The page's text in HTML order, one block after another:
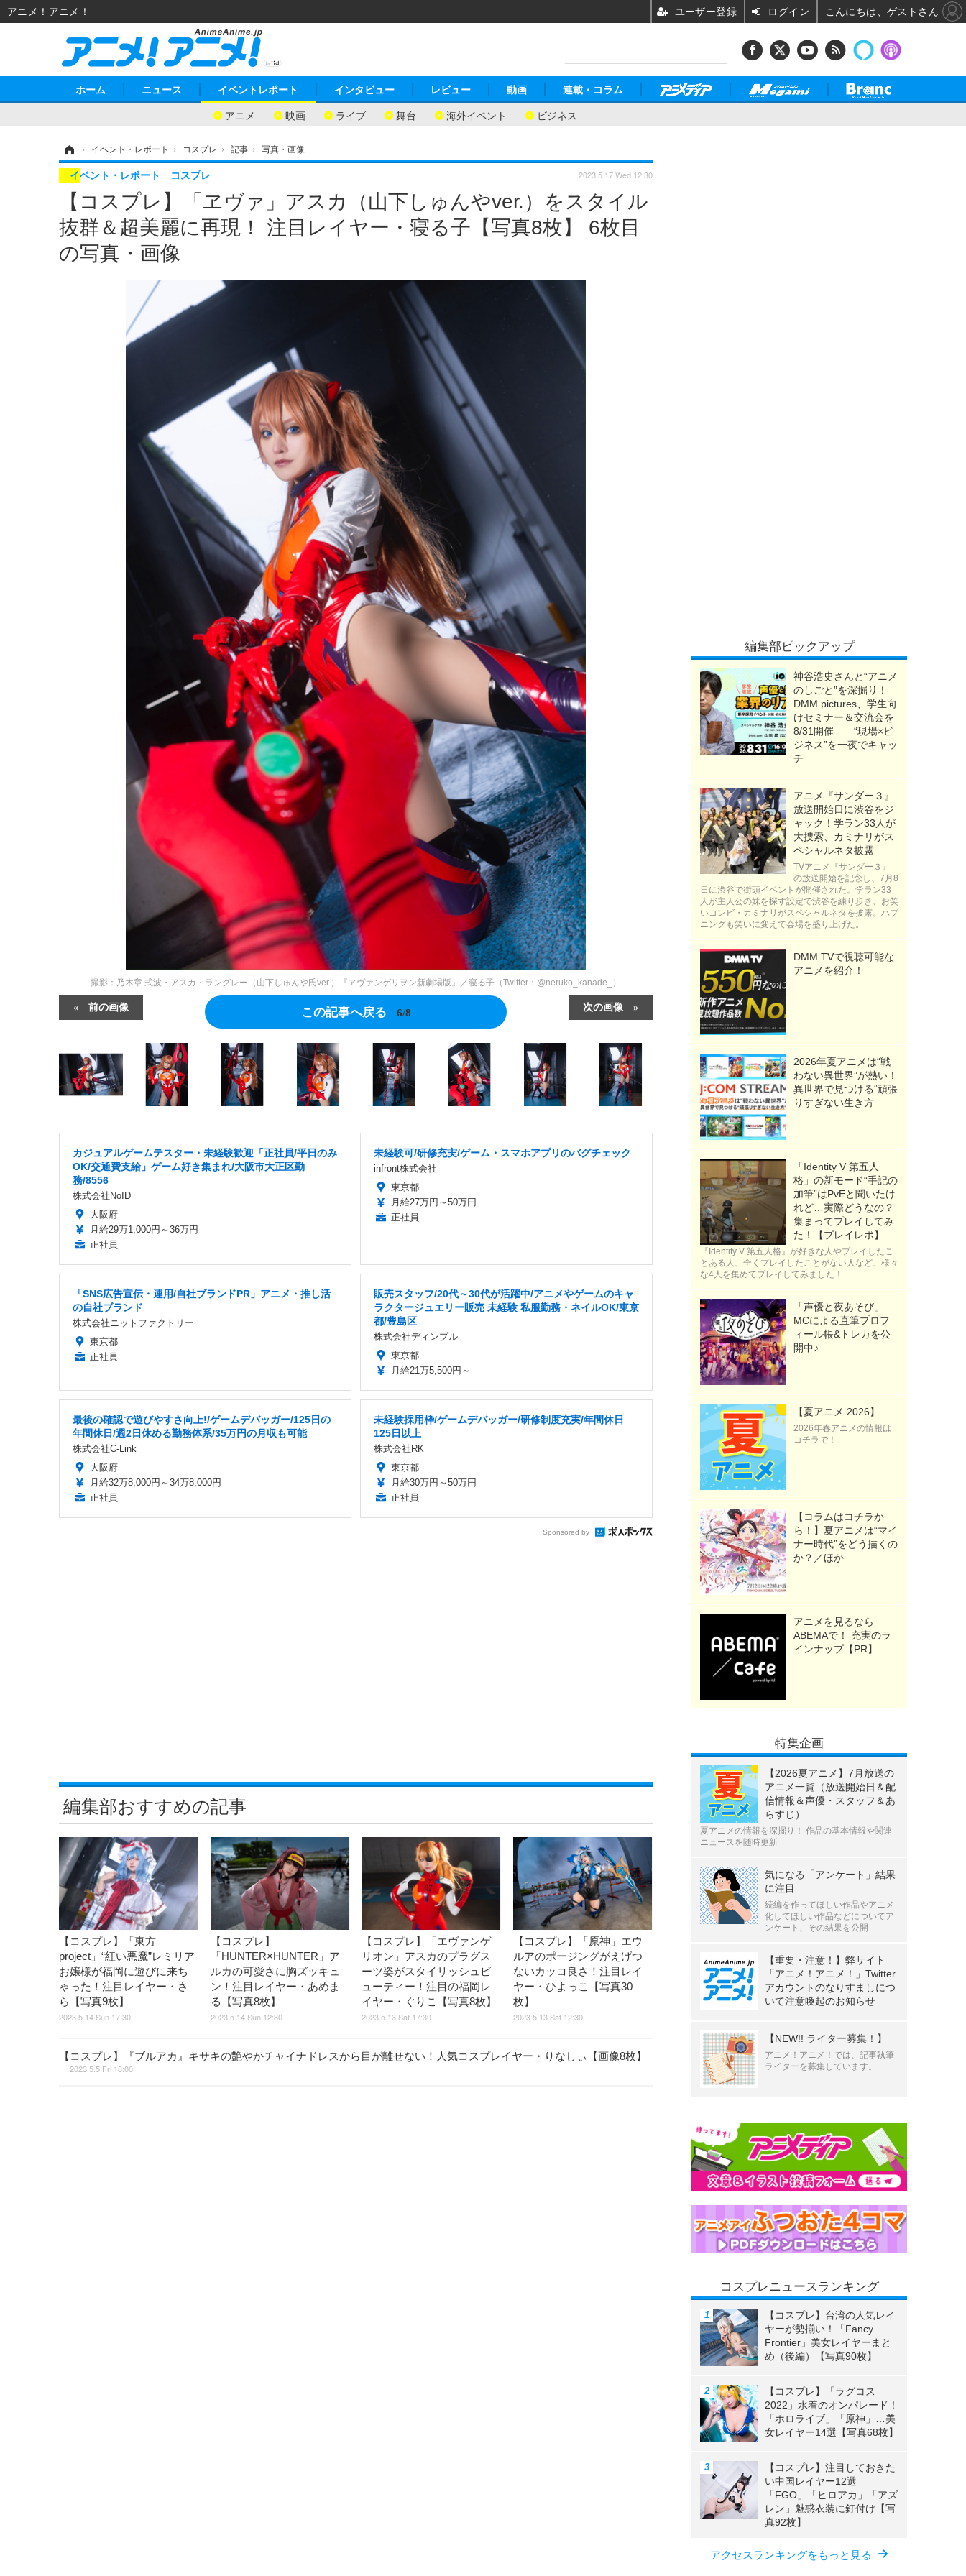
ホーム ニュース イベントレポート
アニメ 映画 ライブ 舞台 海外イベント ビジネス
インタビュー レビュー 動画 連載・コラム
› イベント・レポート › コスプレ › 記事 › 写真・画像
【コスプレ】「ヱヴァ」アスカ（山下しゅんやver.）をスタイル
抜群＆超美麗に再現！ 注目レイヤー・寝る子【写真8枚】 6枚目
の写真・画像
イベント・レポート コスプレ 2023.5.17 Wed 12:30
撮影：乃木章 式波・アスカ・ラングレー（山下しゅんや氏ver.）『ヱヴァンゲリヲン新劇場版』／寝る子（Twitter：@neruko_kanade_）
前の画像 次の画像
この記事へ戻る 6/8
カジュアルゲームテスター・未経験歓迎「正社員/平日のみ
OK/交通費支給」ゲーム好き集まれ/大阪市大正区勤
務/8556
株式会社NoID
大阪府
月給29万1,000円～36万円
正社員
未経験可/研修充実/ゲーム・スマホアプリのバグチェック
infront株式会社
東京都
月給27万円～50万円
正社員
「SNS広告宣伝・運用/自社ブランドPR」アニメ・推し活
の自社ブランド
株式会社ニットファクトリー
東京都
正社員
販売スタッフ/20代～30代が活躍中/アニメやゲームのキャ
ラクタージュエリー販売 未経験 私服勤務・ネイルOK/東京
都/豊島区
株式会社ディンプル
東京都
月給21万5,500円～
最後の確認で遊びやすさ向上!/ゲームデバッガー/125日の
年間休日/週2日休める勤務体系/35万円の月収も可能
株式会社C-Link
大阪府
月給32万8,000円～34万8,000円
正社員
未経験採用枠/ゲームデバッガー/研修制度充実/年間休日
125日以上
株式会社RK
東京都
月給30万円～50万円
正社員
Sponsored by
編集部おすすめの記事
【コスプレ】「東方
project」“紅い悪魔”レミリア
お嬢様が福岡に遊びに来ち
ゃった！注目レイヤー・さ
ら【写真9枚】
2023.5.14 Sun 17:30
【コスプレ】
「HUNTER×HUNTER」ア
ルカの可愛さに胸ズッキュ
ン！注目レイヤー・あめま
る【写真8枚】
2023.5.14 Sun 12:30
【コスプレ】「エヴァンゲ
リオン」アスカのプラグス
ーツ姿がスタイリッシュビ
ューティー！注目の福岡レ
イヤー・ぐりこ【写真8枚】
2023.5.13 Sat 17:30
【コスプレ】「原神」エウ
ルアのポージングがえげつ
ないカッコ良さ！注目レイ
ヤー・ひよっこ【写真30
枚】
2023.5.13 Sat 12:30
【コスプレ】『ブルアカ』キサキの艶やかチャイナドレスから目が離せない！人気コスプレイヤー・りなしぃ【画像8枚】
2023.5.5 Fri 18:00
編集部ピックアップ
神谷浩史さんと“アニメ
のしごと”を深掘り！
DMM pictures、学生向
けセミナー＆交流会を
8/31開催――“現場×ビ
ジネス”を一夜でキャッ
チ
アニメ『サンダー３』
放送開始日に渋谷をジ
ャック！学ラン33人が
大捜索、カミナリがス
ペシャルネタ披露
TVアニメ『サンダー３』
の放送開始を記念し、7月8
日に渋谷で街頭イベントが開催された。学ラン33
人が主人公の妹を探す設定で渋谷を練り歩き、お笑
いコンビ・カミナリがスペシャルネタを披露。ハプ
ニングも笑いに変えて会場を盛り上げた。
DMM TVで視聴可能な
アニメを紹介！
2026年夏アニメは“戦
わない異世界”が熱い！
異世界で見つける“頑張
りすぎない生き方
「Identity V 第五人
格」の新モード“手記の
加筆”はPvEと聞いたけ
れど…実際どうなの？
集まってプレイしてみ
た！【プレイレポ】
『Identity V 第五人格』が好きな人やプレイしたこ
とある人、全くプレイしたことがない人など、様々
な4人を集めてプレイしてみました！
「声優と夜あそび」
MCによる直筆プロフ
ィール帳&トレカを公
開中♪
【夏アニメ 2026】
2026年春アニメの情報は
コチラで！
【コラムはコチラか
ら！】夏アニメは“マイ
ナー時代”をどう描くの
か？／ほか
アニメを見るなら
ABEMAで！ 充実のラ
インナップ【PR】
特集企画
【2026夏アニメ】7月放送の
アニメ一覧（放送開始日＆配
信情報＆声優・スタッフ＆あ
らすじ）
夏アニメの情報を深掘り！ 作品の基本情報や関連
ニュースを随時更新
気になる「アンケート」結果
に注目
続編を作ってほしい作品やアニメ
化してほしい作品などについてア
ンケート、その結果を公開
【重要・注意！】弊サイト
「アニメ！アニメ！」Twitter
アカウントのなりすましにつ
いて注意喚起のお知らせ
【NEW!! ライター募集！】
アニメ！アニメ！では、記事執筆
ライターを募集しています。
コスプレニュースランキング
【コスプレ】台湾の人気レイ
ヤーが勢揃い！「Fancy
Frontier」美女レイヤーまと
め（後編）【写真90枚】
【コスプレ】「ラグコス
2022」水着のオンパレード！
「ホロライブ」「原神」…美
女レイヤー14選【写真68枚】
【コスプレ】注目しておきた
い中国レイヤー12選
「FGO」「ヒロアカ」「アズ
レン」魅惑衣装に釘付け【写
真92枚】
アクセスランキングをもっと見る
アニメ！アニメ！ ユーザー登録 ログイン こんにちは、ゲストさん